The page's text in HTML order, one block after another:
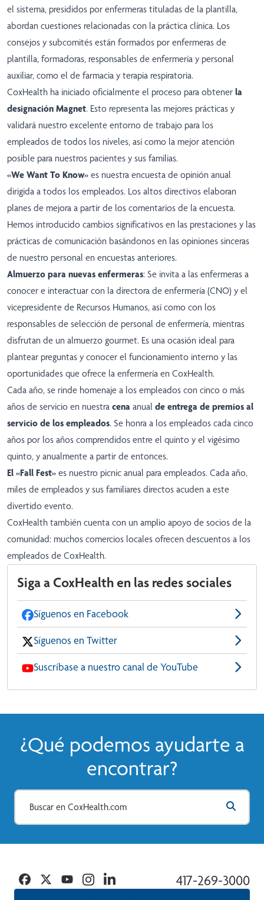
el sistema, presididos por enfermeras tituladas de la plantilla,
abordan cuestiones relacionadas con la práctica clínica. Los
consejos y subcomités están formados por enfermeras de
plantilla, formadoras, responsables de enfermería y personal
auxiliar, como el de farmacia y terapia respiratoria.
CoxHealth ha iniciado oficialmente el proceso para obtener la
designación Magnet. Esto representa las mejores prácticas y
validará nuestro excelente entorno de trabajo para los
empleados de todos los niveles, así como la mejor atención
posible para nuestros pacientes y sus familias.
«We Want To Know» es nuestra encuesta de opinión anual
dirigida a todos los empleados. Los altos directivos elaboran
planes de mejora a partir de los comentarios de la encuesta.
Hemos introducido cambios significativos en las prestaciones y las
prácticas de comunicación basándonos en las opiniones sinceras
de nuestro personal en encuestas anteriores.
Almuerzo para nuevas enfermeras: Se invita a las enfermeras a
conocer e interactuar con la directora de enfermería (CNO) y el
vicepresidente de Recursos Humanos, así como con los
responsables de selección de personal de enfermería, mientras
disfrutan de un almuerzo gourmet. Es una ocasión ideal para
plantear preguntas y conocer el funcionamiento interno y las
oportunidades que ofrece la enfermería en CoxHealth.
Cada año, se rinde homenaje a los empleados con cinco o más
años de servicio en nuestra cena anual de entrega de premios al
servicio de los empleados. Se honra a los empleados cada cinco
años por los años comprendidos entre el quinto y el vigésimo
quinto, y anualmente a partir de entonces.
El «Fall Fest» es nuestro picnic anual para empleados. Cada año,
miles de empleados y sus familiares directos acuden a este
divertido evento.
CoxHealth también cuenta con un amplio apoyo de socios de la
comunidad: muchos comercios locales ofrecen descuentos a los
empleados de CoxHealth.
Siga a CoxHealth en las redes sociales
Síguenos en Facebook
Síguenos en Twitter
Suscríbase a nuestro canal de YouTube
¿Qué podemos ayudarte a
encontrar?
417-269-3000
Facebook
TwitterYouTubeInstagramLinkedin